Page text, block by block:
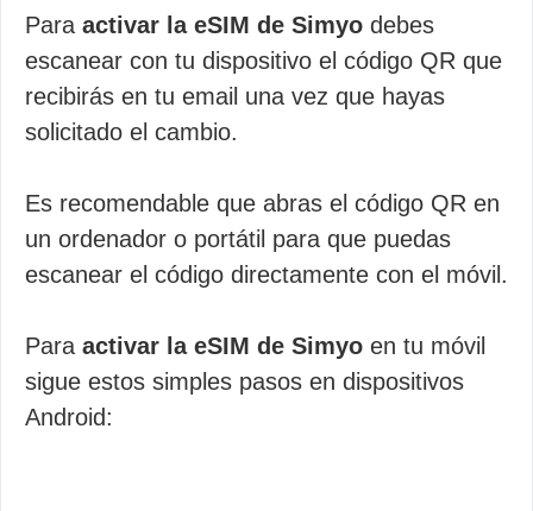
Para activar la eSIM de Simyo debes
escanear con tu dispositivo el código QR que
recibirás en tu email una vez que hayas
solicitado el cambio.
Es recomendable que abras el código QR en
un ordenador o portátil para que puedas
escanear el código directamente con el móvil.
Para activar la eSIM de Simyo en tu móvil
sigue estos simples pasos en dispositivos
Android: